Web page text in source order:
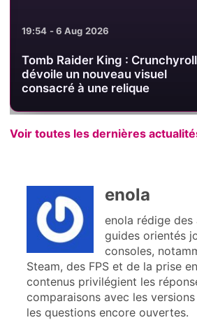
19:54 - 6 Aug 2026
Tomb Raider King : Crunchyroll
dévoile un nouveau visuel
consacré à une relique
Voir toutes les dernières
enola
enola rédige
guides orientés
consoles,
Steam, des FPS et de la prise
contenus privilégient les
comparaisons avec les
les questions encore ouvertes.